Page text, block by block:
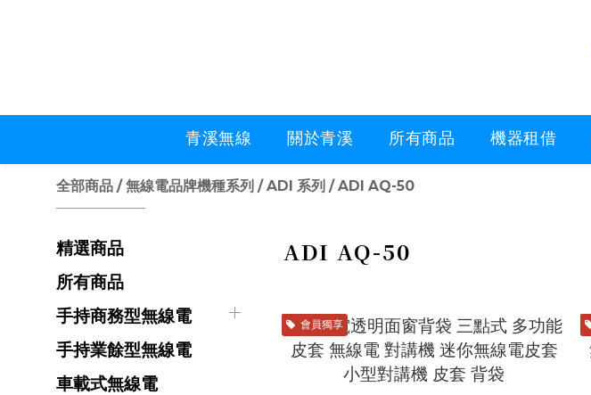
青溪無線 關於青溪 所有商品 機器租借
全部商品 /無線電品牌機種系列 /ADI 系列 /ADI AQ-50
精選商品
所有商品
手持商務型無線電
手持業餘型無線電
車載式無線電
ADI AQ-50
會員獨享